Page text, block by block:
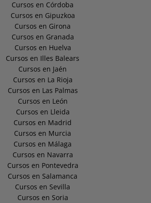
Cursos en Córdoba
Cursos en Gipuzkoa
Cursos en Girona
Cursos en Granada
Cursos en Huelva
Cursos en Illes Balears
Cursos en Jaén
Cursos en La Rioja
Cursos en Las Palmas
Cursos en León
Cursos en Lleida
Cursos en Madrid
Cursos en Murcia
Cursos en Málaga
Cursos en Navarra
Cursos en Pontevedra
Cursos en Salamanca
Cursos en Sevilla
Cursos en Soria